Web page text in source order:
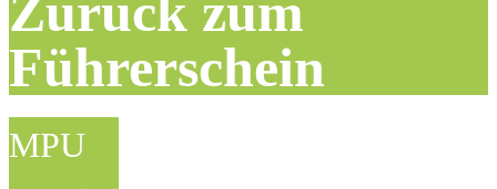
Führerschein
MPU